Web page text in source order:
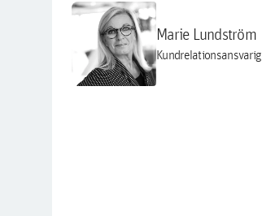
Marie Lundström
Kundrelationsansvarig